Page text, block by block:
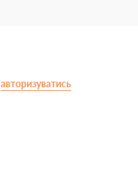
авторизуватись